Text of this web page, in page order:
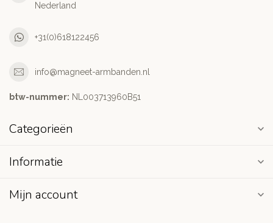
Nederland
+31(0)618122456
info@magneet-armbanden.nl
btw-nummer: NL003713960B51
Categorieën
Informatie
Mijn account